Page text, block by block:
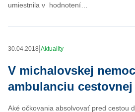
umiestnila v hodnotení…
30.04.2018 Aktuality
V michalovskej
ambulanciu
Aké očkovania absolvovať pred cestou